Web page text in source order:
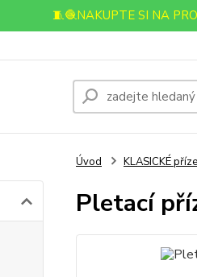
🧵🧶NAKUPTE SI NA
Úvod KLASICKÉ příze
Pletací